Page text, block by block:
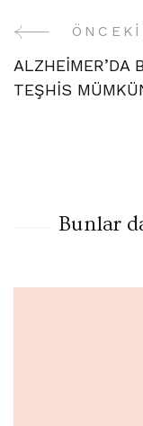
Yazı
ALZHEİMER’DA
TEŞHİS
Bunlar